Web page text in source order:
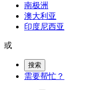
南极洲
澳大利亚
印度尼西亚
或
搜索
需要帮忙？